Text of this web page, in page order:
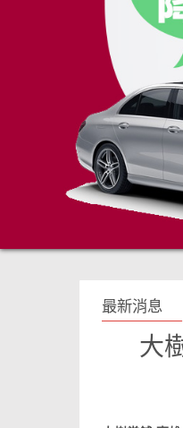
最新消息
大